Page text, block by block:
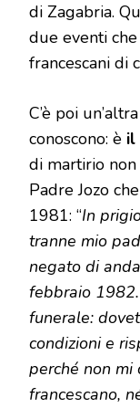
di Zagabria.
due eventi
francescani di
C’è poi
conoscono: è il
di martirio
Padre Jozo
1981: “In
tranne mio
negato di
febbraio
funerale:
condizioni e
perché non mi
francescano,